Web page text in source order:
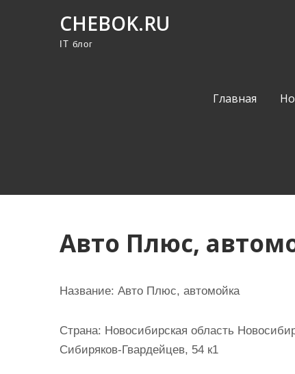
CHEBOK.RU
IT блог
Главная
Авто Плюс,
Название: Авто Плюс, автомойка
Страна: Новосибирская область
Сибиряков-Гвардейцев, 54 к1